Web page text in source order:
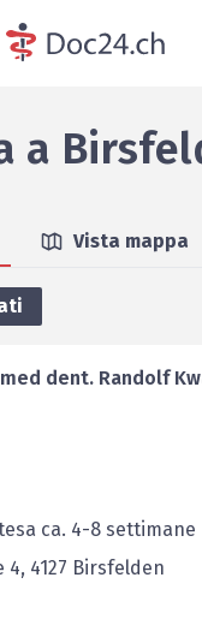
a
Vista mappa
med dent. Randolf
ca. 4-8 settimane
4, 4127 Birsfelden